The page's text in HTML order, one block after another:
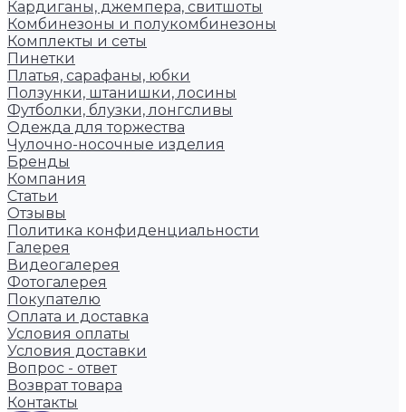
Кардиганы, джемпера, свитшоты
Комбинезоны и полукомбинезоны
Комплекты и сеты
Пинетки
Платья, сарафаны, юбки
Ползунки, штанишки, лосины
Футболки, блузки, лонгсливы
Одежда для торжества
Чулочно-носочные изделия
Бренды
Компания
Статьи
Отзывы
Политика конфиденциальности
Галерея
Видеогалерея
Фотогалерея
Покупателю
Оплата и доставка
Условия оплаты
Условия доставки
Вопрос - ответ
Возврат товара
Контакты